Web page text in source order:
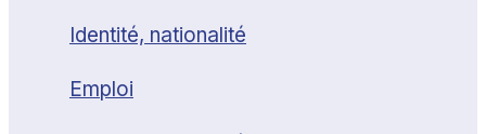
Identité, nationalité
Emploi